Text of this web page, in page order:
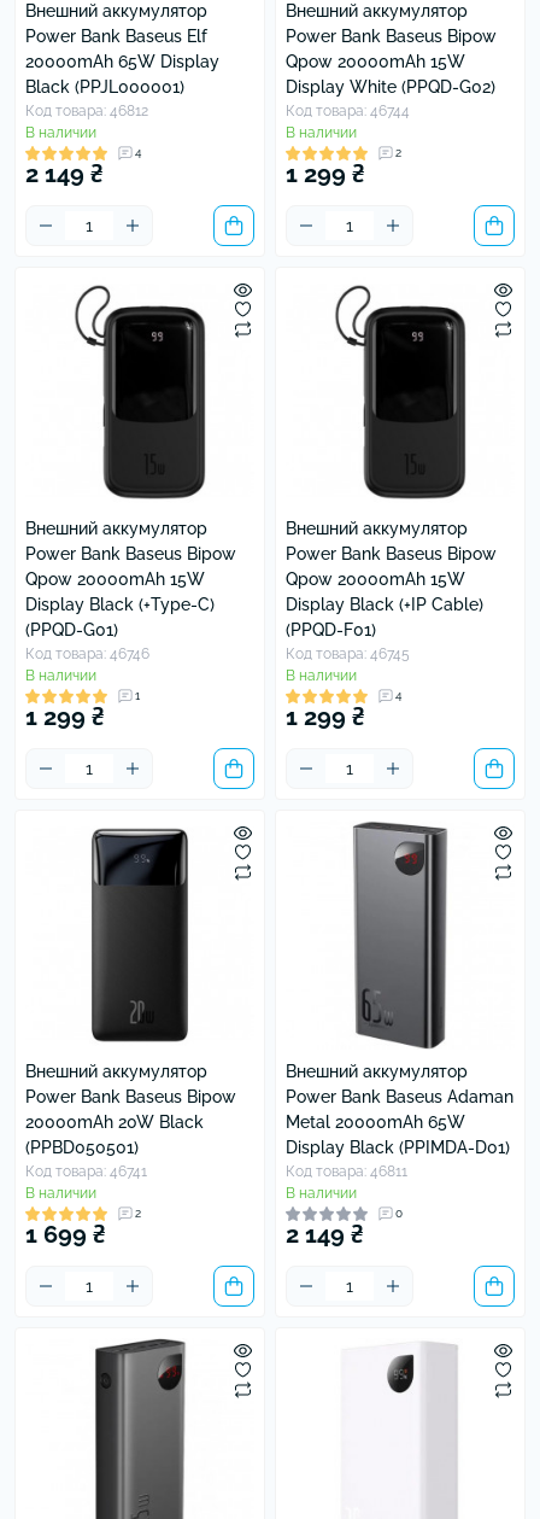
Внешний аккумулятор
Power Bank Baseus Elf
20000mAh 65W Display
Black (PPJL000001)
Код товара: 46812
В наличии
4
2 149 ₴
Внешний аккумулятор
Power Bank Baseus Bipow
Qpow 20000mAh 15W
Display White (PPQD-G02)
Код товара: 46744
В наличии
2
1 299 ₴
Внешний аккумулятор
Power Bank Baseus Bipow
Qpow 20000mAh 15W
Display Black (+Type-C)
(PPQD-G01)
Код товара: 46746
В наличии
1
1 299 ₴
Внешний аккумулятор
Power Bank Baseus Bipow
Qpow 20000mAh 15W
Display Black (+IP Cable)
(PPQD-F01)
Код товара: 46745
В наличии
4
1 299 ₴
Внешний аккумулятор
Power Bank Baseus Bipow
20000mAh 20W Black
(PPBD050501)
Код товара: 46741
В наличии
2
1 699 ₴
Внешний аккумулятор
Power Bank Baseus Adaman
Metal 20000mAh 65W
Display Black (PPIMDA-D01)
Код товара: 46811
В наличии
0
2 149 ₴